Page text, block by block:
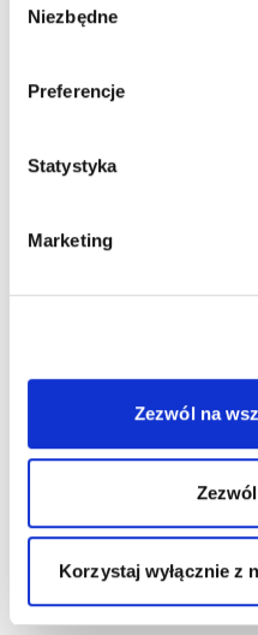
zgody
Niezbędne
Preferencje
Statystyka
Marketing
Zezwól na
Korzystaj wyłącznie z